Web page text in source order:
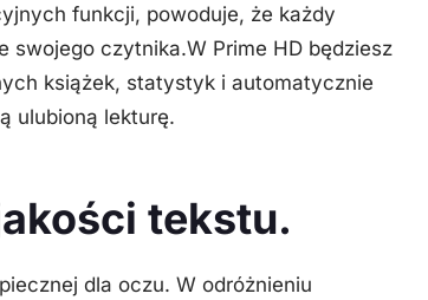
funkcji, powoduje, że każdy
czytnika.W Prime HD będziesz
książek, statystyk i automatycznie
ulubioną lekturę.
tekstu.
dla oczu. W odróżnieniu